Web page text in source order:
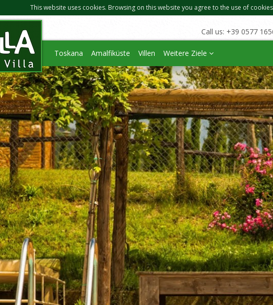
This website uses cookies. Browsing on this website you agree to the use of
Call us: +39 0577
Toskana Amalfiküste Villen Weitere Ziele